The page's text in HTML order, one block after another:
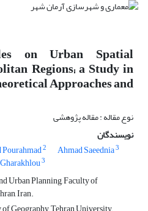
on Urban Spatial
Regions; a Study in
Approaches and
نوع مقاله : مقاله پژوهشی
نویسندگان
2 Ahmad Saeednia3
3
Urban Planning, Faculty of
Iran.